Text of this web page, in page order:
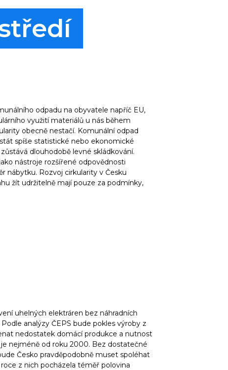
odpadu na obyvatele napříč EU,
využití materiálů u nás během
obecně nestačí. Komunální odpad
spíše statistické nebo ekonomické
dlouhodobě levné skládkování.
nástroje rozšířené odpovědnosti
nábytku. Rozvoj cirkularity v Česku
žít udržitelně mají pouze za podmínky,
uhelných elektráren bez náhradních
analýzy ČEPS bude pokles výroby z
nedostatek domácí produkce a nutnost
nejméně od roku 2000. Bez dostatečné
Česko pravděpodobně muset spoléhat
z nich pocházela téměř polovina